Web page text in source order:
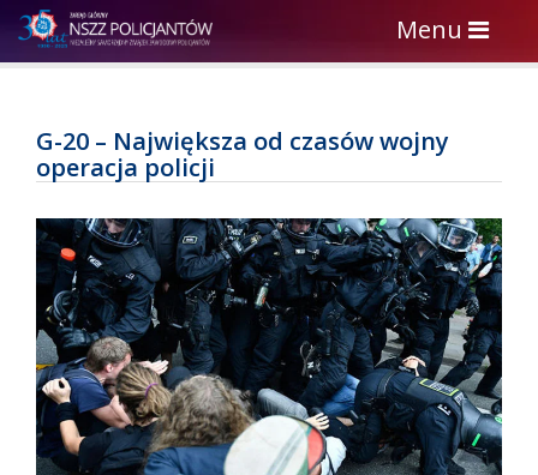
Toggle
navigation
Menu
G-20 – Największa od czasów wojny
operacja policji